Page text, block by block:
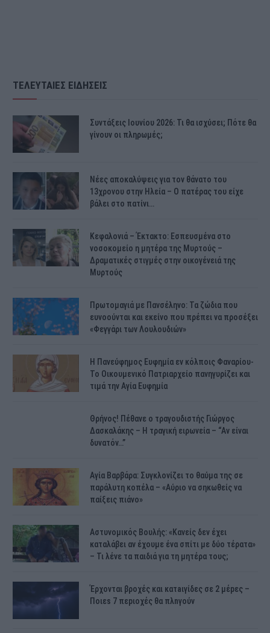
ΤΕΛΕΥΤΑΙΕΣ ΕΙΔΗΣΕΙΣ
Συντάξεις Ιουνίου 2026: Τι θα ισχύσει; Πότε θα
γίνουν οι πληρωμές;
Νέες αποκαλύψεις για τον θάνατο του
13χρονου στην Ηλεία – Ο πατέρας του είχε
βάλει στο πατίνι…
Κεφαλονιά – Έκτακτο: Εσπευσμένα στο
νοσοκομείο η μητέρα της Μυρτούς –
Δραματικές στιγμές στην οικογένειά της
Μυρτούς
Πρωτομαγιά με Πανσέληνο: Τα ζώδια που
ευνοούνται και εκείνο που πρέπει να προσέξει
«Φεγγάρι των Λουλουδιών»
H Πανεύφημος Ευφημία εν κόλποις Φαναρίου-
Το Οικουμενικό Πατριαρχείο πανηγυρίζει και
τιμά την Αγία Ευφημία
Θρήνος! Πέθανε ο τραγουδιστής Γιώργος
Δασκαλάκης – Η τραγική ειρωνεία – “Αν είναι
δυνατόν…”
Αγία Βαρβάρα: Συγκλονίζει το θαύμα της σε
παράλυτη κοπέλα – «Αύριο να σηκωθείς να
παίξεις πιάνο»
Αστυνομικός Bουλής: «Κανείς δεν έχει
καταλάβει αν έχουμε ένα σπίτι με δύο τέρατα»
– Τι λένε τα παιδιά για τη μητέρα τους;
Έρχονται βροχές και κατaιγίδες σε 2 μέpες –
Ποιεs 7 πεpιοχές θα πλnγούν